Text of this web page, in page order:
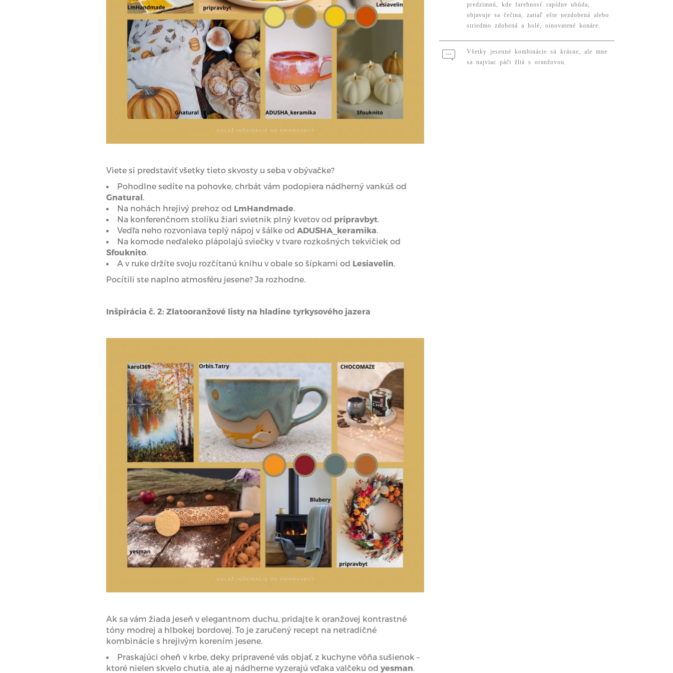
Viete si predstaviť všetky tieto skvosty u seba v obývačke?
Pohodlne sedíte na pohovke, chrbát vám podopiera nádherný vankúš od
Gnatural.
Na nohách hrejivý prehoz od LmHandmade.
Na konferenčnom stolíku žiari svietnik plný kvetov od pripravbyt.
Vedľa neho rozvoniava teplý nápoj v šálke od ADUSHA_keramika.
Na komode neďaleko plápolajú sviečky v tvare rozkošných tekvičiek od
Sfouknito.
A v ruke držíte svoju rozčítanú knihu v obale so šípkami od Lesiavelin.
Pocítili ste naplno atmosféru jesene? Ja rozhodne.
Inšpirácia č. 2: Zlatooranžové listy na hladine tyrkysového jazera
Ak sa vám žiada jeseň v elegantnom duchu, pridajte k oranžovej kontrastné
tóny modrej a hlbokej bordovej. To je zaručený recept na netradičné
kombinácie s hrejivým korením jesene.
Praskajúci oheň v krbe, deky pripravené vás objať, z kuchyne vôňa sušienok –
ktoré nielen skvelo chutia, ale aj nádherne vyzerajú vďaka valčeku od yesman.
predzimnú, kde farebnosť rapídne ubúda,
objavuje sa čečina, zatiaľ ešte nezdobená alebo
striedmo zdobená a holé, oinovatené konáre.
Všetky jesenné kombinácie sú krásne, ale mne
sa najviac páči žltá s oranžovou.